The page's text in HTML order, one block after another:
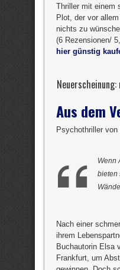
Thriller mit einem
Plot, der vor
nichts zu
(6 Rezensionen/
hier günstig
Aus dem
Psychothriller
Wenn
bieten
Nach einer
ihrem
Buchautorin Elsa
Frankfurt, um